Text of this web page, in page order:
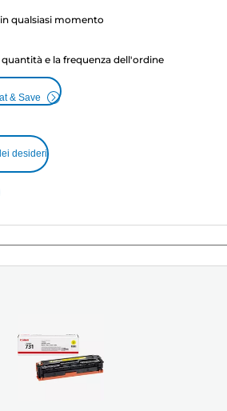
qualsiasi momento
quantità e la frequenza dell'ordine
& Save
desideri